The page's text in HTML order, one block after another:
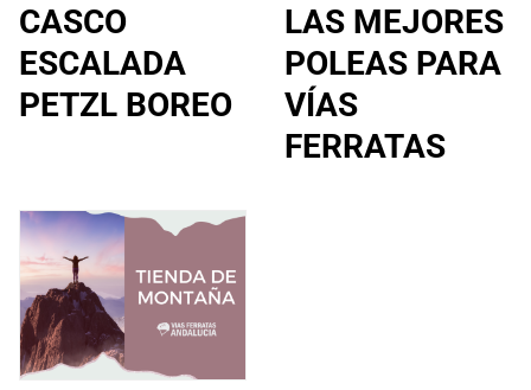
CASCO
ESCALADA
PETZL BOREO
LAS MEJORES
POLEAS PARA
VÍAS
FERRATAS